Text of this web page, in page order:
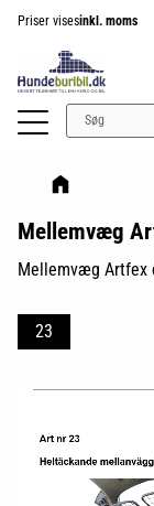
Priser visesinkl. moms
Mellemvæg
Mellemvæg Artfex
23